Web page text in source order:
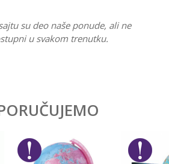
su deo naše ponude, ali ne
u svakom trenutku.
Devojčice
Connect